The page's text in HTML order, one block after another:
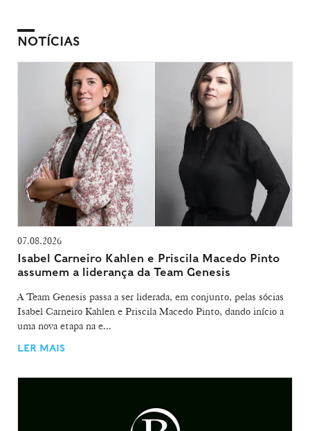
NOTÍCIAS
07.08.2026
Isabel Carneiro Kahlen e Priscila Macedo Pinto
assumem a liderança da Team Genesis
A Team Genesis passa a ser liderada, em conjunto, pelas sócias
Isabel Carneiro Kahlen e Priscila Macedo Pinto, dando início a
uma nova etapa na e...
LER MAIS